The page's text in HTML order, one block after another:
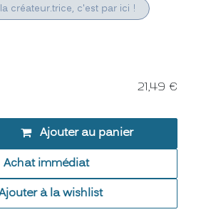
créateur.trice, c'est par ici !
Ajouter au panier
Achat immédiat
à la wishlist
21,49 €